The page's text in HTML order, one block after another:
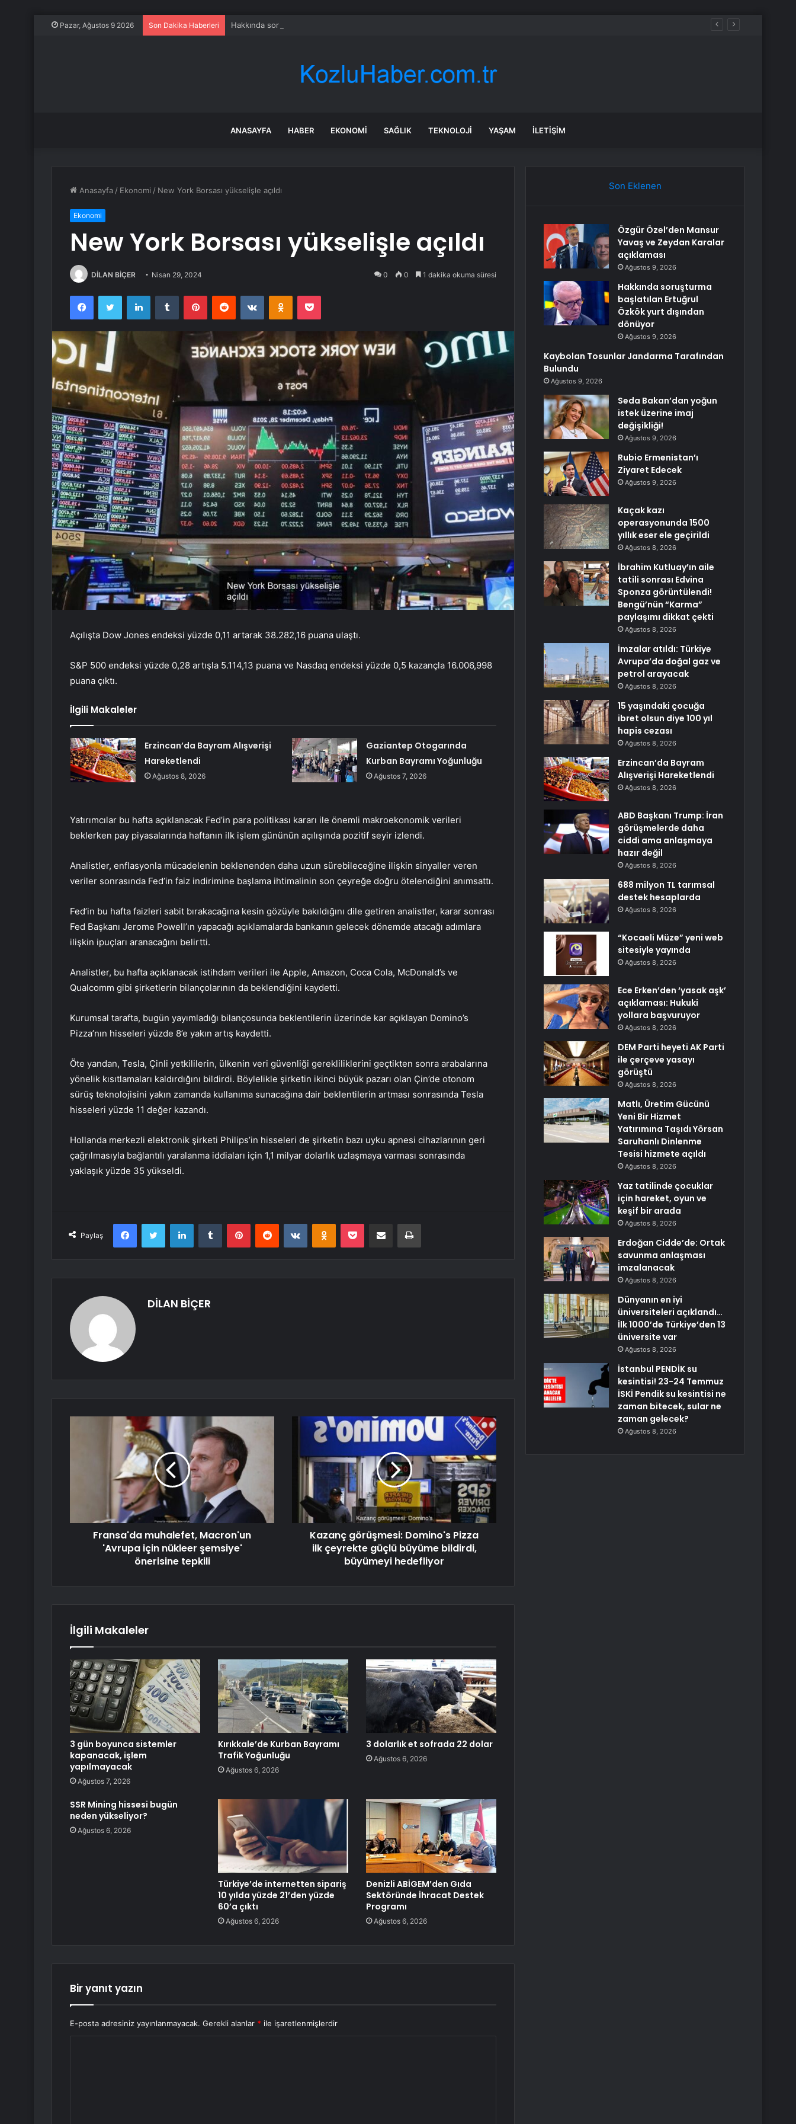
Pazar, Ağustos 9 2026 Son Dakika Haberleri Hakkında soruşturma başlatılan Ertuğrul Özkök yurt dışından dönüyor
ANASAYFA HABER EKONOMI SAĞLIK TEKNOLOJI YAŞAM İLETIŞIM
Anasayfa / Ekonomi / New York Borsası yükselişle açıldı
Ekonomi
New York Borsası yükselişle açıldı
DİLAN BİÇER Nisan 29, 2024 0 0 1 dakika okuma süresi
FacebookTwitter LinkedInTumblr PinterestReddit VKontakteOdnoklassniki
Pocket
Açılışta Dow Jones endeksi yüzde 0,11 artarak 38.282,16 puana ulaştı.
S&P 500 endeksi yüzde 0,28 artışla 5.114,13 puana ve Nasdaq endeksi yüzde 0,5 kazançla 16.006,998
puana çıktı.
İlgili Makaleler
Erzincan’da Bayram Alışverişi
Hareketlendi
Ağustos 8, 2026
Gaziantep Otogarında
Kurban Bayramı Yoğunluğu
Ağustos 7, 2026
Yatırımcılar bu hafta açıklanacak Fed’in para politikası kararı ile önemli makroekonomik verileri
beklerken pay piyasalarında haftanın ilk işlem gününün açılışında pozitif seyir izlendi.
Analistler, enflasyonla mücadelenin beklenenden daha uzun sürebileceğine ilişkin sinyaller veren
veriler sonrasında Fed’in faiz indirimine başlama ihtimalinin son çeyreğe doğru ötelendiğini anımsattı.
Fed’in bu hafta faizleri sabit bırakacağına kesin gözüyle bakıldığını dile getiren analistler, karar sonrası
Fed Başkanı Jerome Powell’ın yapacağı açıklamalarda bankanın gelecek dönemde atacağı adımlara
ilişkin ipuçları aranacağını belirtti.
Analistler, bu hafta açıklanacak istihdam verileri ile Apple, Amazon, Coca Cola, McDonald’s ve
Qualcomm gibi şirketlerin bilançolarının da beklendiğini kaydetti.
Kurumsal tarafta, bugün yayımladığı bilançosunda beklentilerin üzerinde kar açıklayan Domino’s
Pizza’nın hisseleri yüzde 8’e yakın artış kaydetti.
Öte yandan, Tesla, Çinli yetkililerin, ülkenin veri güvenliği gerekliliklerini geçtikten sonra arabalarına
yönelik kısıtlamaları kaldırdığını bildirdi. Böylelikle şirketin ikinci büyük pazarı olan Çin’de otonom
sürüş teknolojisini yakın zamanda kullanıma sunacağına dair beklentilerin artması sonrasında Tesla
hisseleri yüzde 11 değer kazandı.
Hollanda merkezli elektronik şirketi Philips’in hisseleri de şirketin bazı uyku apnesi cihazlarının geri
çağrılmasıyla bağlantılı yaralanma iddiaları için 1,1 milyar dolarlık uzlaşmaya varması sonrasında
yaklaşık yüzde 35 yükseldi.
Paylaş
FacebookTwitter LinkedInTumblr PinterestReddit VKontakteOdnoklassniki
Pocket E-Posta ile paylaş Yazdır
DİLAN BİÇER
Fransa'da muhalefet, Macron'un
'Avrupa için nükleer şemsiye'
önerisine tepkili
Kazanç görüşmesi: Domino's Pizza
ilk çeyrekte güçlü büyüme bildirdi,
büyümeyi hedefliyor
İlgili Makaleler
3 gün boyunca sistemler
kapanacak, işlem
yapılmayacak
Ağustos 7, 2026
Kırıkkale’de Kurban Bayramı
Trafik Yoğunluğu
Ağustos 6, 2026
3 dolarlık et sofrada 22 dolar
Ağustos 6, 2026
SSR Mining hissesi bugün
neden yükseliyor?
Ağustos 6, 2026
Türkiye’de internetten sipariş
10 yılda yüzde 21’den yüzde
60’a çıktı
Ağustos 6, 2026
Denizli ABİGEM’den Gıda
Sektöründe İhracat Destek
Programı
Ağustos 6, 2026
Bir yanıt yazın
E-posta adresiniz yayınlanmayacak. Gerekli alanlar * ile işaretlenmişlerdir
Son Eklenen
Özgür Özel’den Mansur
Yavaş ve Zeydan Karalar
açıklaması
Ağustos 9, 2026
Hakkında soruşturma
başlatılan Ertuğrul
Özkök yurt dışından
dönüyor
Ağustos 9, 2026
Kaybolan Tosunlar Jandarma Tarafından
Bulundu
Ağustos 9, 2026
Seda Bakan’dan yoğun
istek üzerine imaj
değişikliği!
Ağustos 9, 2026
Rubio Ermenistan’ı
Ziyaret Edecek
Ağustos 9, 2026
Kaçak kazı
operasyonunda 1500
yıllık eser ele geçirildi
Ağustos 8, 2026
İbrahim Kutluay’ın aile
tatili sonrası Edvina
Sponza görüntülendi!
Bengü’nün “Karma”
paylaşımı dikkat çekti
Ağustos 8, 2026
İmzalar atıldı: Türkiye
Avrupa’da doğal gaz ve
petrol arayacak
Ağustos 8, 2026
15 yaşındaki çocuğa
ibret olsun diye 100 yıl
hapis cezası
Ağustos 8, 2026
Erzincan’da Bayram
Alışverişi Hareketlendi
Ağustos 8, 2026
ABD Başkanı Trump: İran
görüşmelerde daha
ciddi ama anlaşmaya
hazır değil
Ağustos 8, 2026
688 milyon TL tarımsal
destek hesaplarda
Ağustos 8, 2026
“Kocaeli Müze” yeni web
sitesiyle yayında
Ağustos 8, 2026
Ece Erken’den ‘yasak aşk’
açıklaması: Hukuki
yollara başvuruyor
Ağustos 8, 2026
DEM Parti heyeti AK Parti
ile çerçeve yasayı
görüştü
Ağustos 8, 2026
Matlı, Üretim Gücünü
Yeni Bir Hizmet
Yatırımına Taşıdı Yörsan
Saruhanlı Dinlenme
Tesisi hizmete açıldı
Ağustos 8, 2026
Yaz tatilinde çocuklar
için hareket, oyun ve
keşif bir arada
Ağustos 8, 2026
Erdoğan Cidde’de: Ortak
savunma anlaşması
imzalanacak
Ağustos 8, 2026
Dünyanın en iyi
üniversiteleri açıklandı…
İlk 1000’de Türkiye’den 13
üniversite var
Ağustos 8, 2026
İstanbul PENDİK su
kesintisi! 23-24 Temmuz
İSKİ Pendik su kesintisi ne
zaman bitecek, sular ne
zaman gelecek?
Ağustos 8, 2026